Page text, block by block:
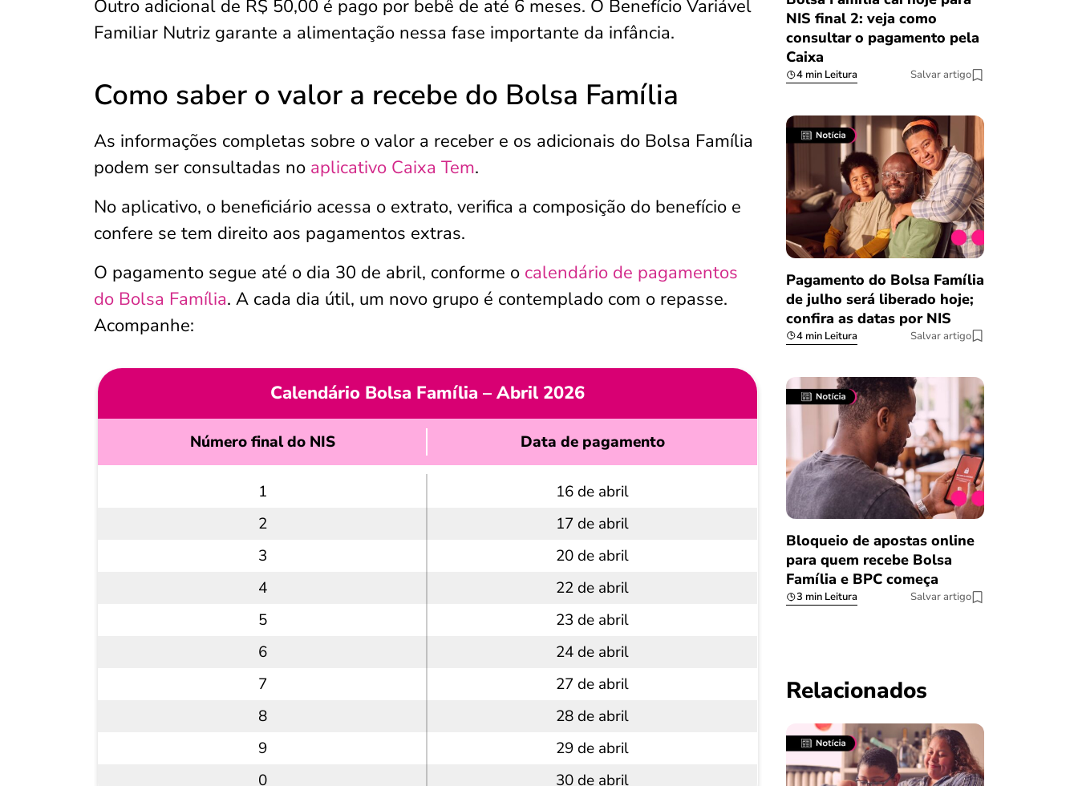
Outro adicional de R$ 50,00 é pago por bebê de até 6 meses. O Benefício Variável
Familiar Nutriz garante a alimentação nessa fase importante da infância.
Como saber o valor a recebe do Bolsa Família
As informações completas sobre o valor a receber e os adicionais do Bolsa Família
podem ser consultadas no aplicativo Caixa Tem.
No aplicativo, o beneficiário acessa o extrato, verifica a composição do benefício e
confere se tem direito aos pagamentos extras.
O pagamento segue até o dia 30 de abril, conforme o calendário de pagamentos
do Bolsa Família. A cada dia útil, um novo grupo é contemplado com o repasse.
Acompanhe:
Calendário Bolsa Família – Abril 2026
Número final do NIS Data de pagamento
1
16 de abril
2
17 de abril
3
20 de abril
4
22 de abril
5
23 de abril
6
24 de abril
7
27 de abril
8
28 de abril
9
29 de abril
0
30 de abril
NIS final 2: veja como
consultar o pagamento pela
Caixa
4 min Leitura Salvar artigo
Pagamento do Bolsa Família
de julho será liberado hoje;
confira as datas por NIS
4 min Leitura Salvar artigo
Bloqueio de apostas online
para quem recebe Bolsa
Família e BPC começa
3 min Leitura Salvar artigo
Relacionados